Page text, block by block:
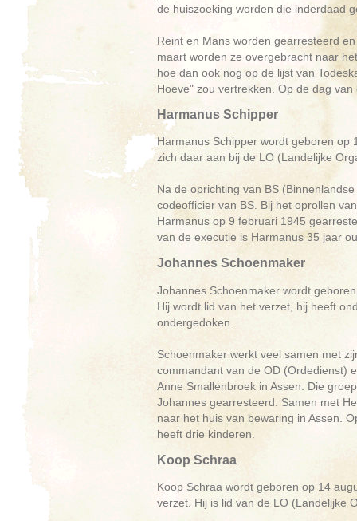
de huiszoeking worden die inderdaad
Reint en Mans worden gearresteerd
maart worden ze overgebracht naar
hoe dan ook nog op de lijst van
Hoeve" zou vertrekken. Op de dag
Harmanus Schipper
Harmanus Schipper wordt geboren op
zich daar aan bij de LO (Landelijke
Na de oprichting van BS
codeofficier van BS. Bij het oprollen
Harmanus op 9 februari 1945
van de executie is Harmanus 35 jaar
Johannes Schoenmaker
Johannes Schoenmaker wordt
Hij wordt lid van het verzet, hij heeft
ondergedoken.
Schoenmaker werkt veel samen met
commandant van de OD (Ordedienst)
Anne Smallenbroek in Assen. Die
Johannes gearresteerd. Samen met
naar het huis van bewaring in Assen.
heeft drie kinderen.
Koop Schraa
Koop Schraa wordt geboren op 14
verzet. Hij is lid van de LO (Landelijke